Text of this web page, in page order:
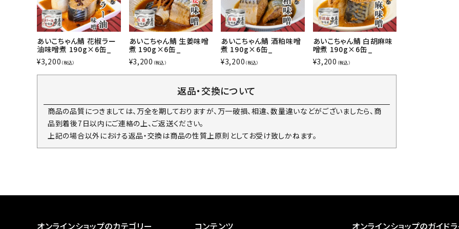
あいこちゃん鯖 花椒ラー
油味噌煮 190g×6缶_
¥3,200 （税込）
あいこちゃん鯖 生姜味噌
煮 190g×6缶_
¥3,200 （税込）
あいこちゃん鯖 酒粕味噌
煮 190g×6缶_
¥3,200 （税込）
あいこちゃん鯖 白胡麻味
噌煮 190g×6缶_
¥3,200 （税込）
返品・交換について
商品の品質につきましては、万全を期しておりますが、万一破損、相違、数量違いなどがございましたら、商
品到着後7日以内にご連絡の上、ご返送ください。
上記の場合以外における返品・交換は商品の性質上原則としてお受け致しかねます。
オンラインショップのカテゴリー コンテンツ オンラインショップのガイド